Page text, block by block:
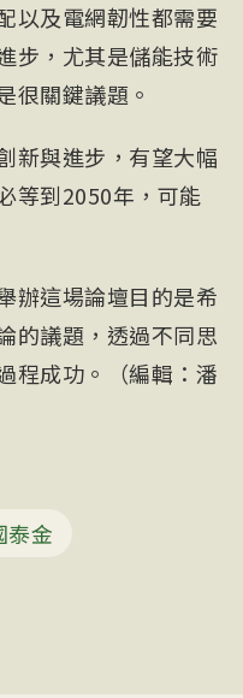
以及電網韌性都需要
步，尤其是儲能技術
很關鍵議題。
新與進步，有望大幅
等到2050年，可能
辦這場論壇目的是希
的議題，透過不同思
程成功。（編輯：潘
泰金